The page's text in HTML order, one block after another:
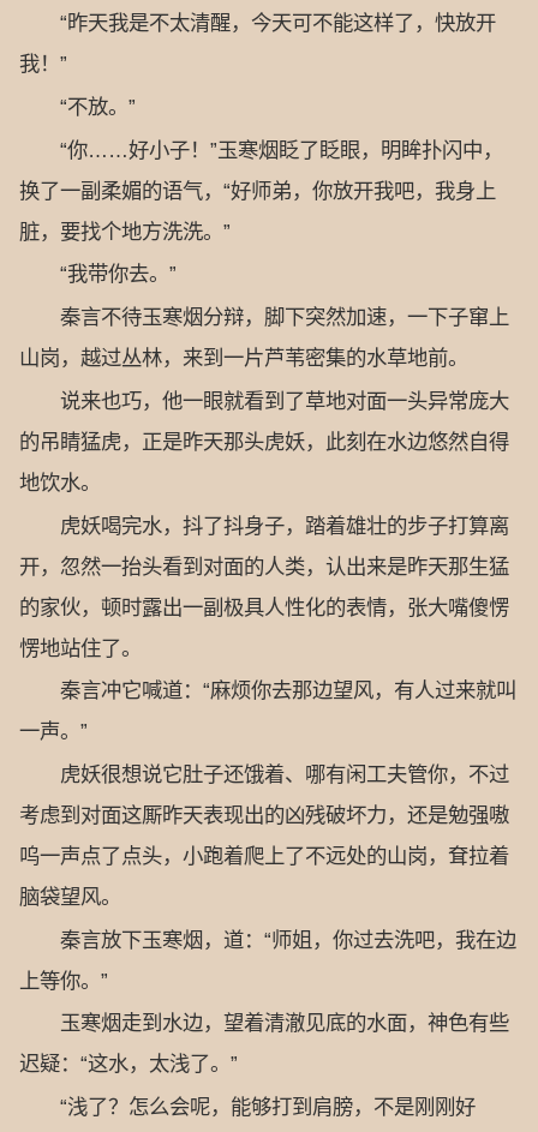
“昨天我是不太清醒，今天可不能这样了，快放开
我！”
“不放。”
“你……好小子！”玉寒烟眨了眨眼，明眸扑闪中，
换了一副柔媚的语气，“好师弟，你放开我吧，我身上
脏，要找个地方洗洗。”
“我带你去。”
秦言不待玉寒烟分辩，脚下突然加速，一下子窜上
山岗，越过丛林，来到一片芦苇密集的水草地前。
说来也巧，他一眼就看到了草地对面一头异常庞大
的吊睛猛虎，正是昨天那头虎妖，此刻在水边悠然自得
地饮水。
虎妖喝完水，抖了抖身子，踏着雄壮的步子打算离
开，忽然一抬头看到对面的人类，认出来是昨天那生猛
的家伙，顿时露出一副极具人性化的表情，张大嘴傻愣
愣地站住了。
秦言冲它喊道：“麻烦你去那边望风，有人过来就叫
一声。”
虎妖很想说它肚子还饿着、哪有闲工夫管你，不过
考虑到对面这厮昨天表现出的凶残破坏力，还是勉强嗷
呜一声点了点头，小跑着爬上了不远处的山岗，耷拉着
脑袋望风。
秦言放下玉寒烟，道：“师姐，你过去洗吧，我在边
上等你。”
玉寒烟走到水边，望着清澈见底的水面，神色有些
迟疑：“这水，太浅了。”
“浅了？怎么会呢，能够打到肩膀，不是刚刚好